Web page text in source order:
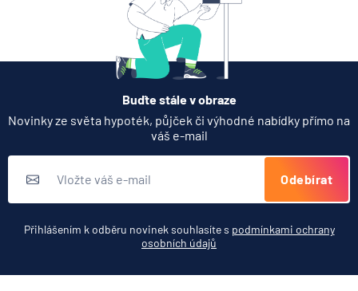
Partners Banka spouští
termínovaný vklad 4,33 %
p.a. na 6 měsíců
5.8.2026
Jak dnes vykládat výsledky
zátěžových testů ČNB
Zobrazit všechny články
Buďte stále v obraze
Novinky ze světa hypoték, půjček či výhodné nabídky přímo na
váš e-mail
Odebírat
Přihlášením k odběru novinek souhlasíte s podmínkami ochrany
osobních údajů